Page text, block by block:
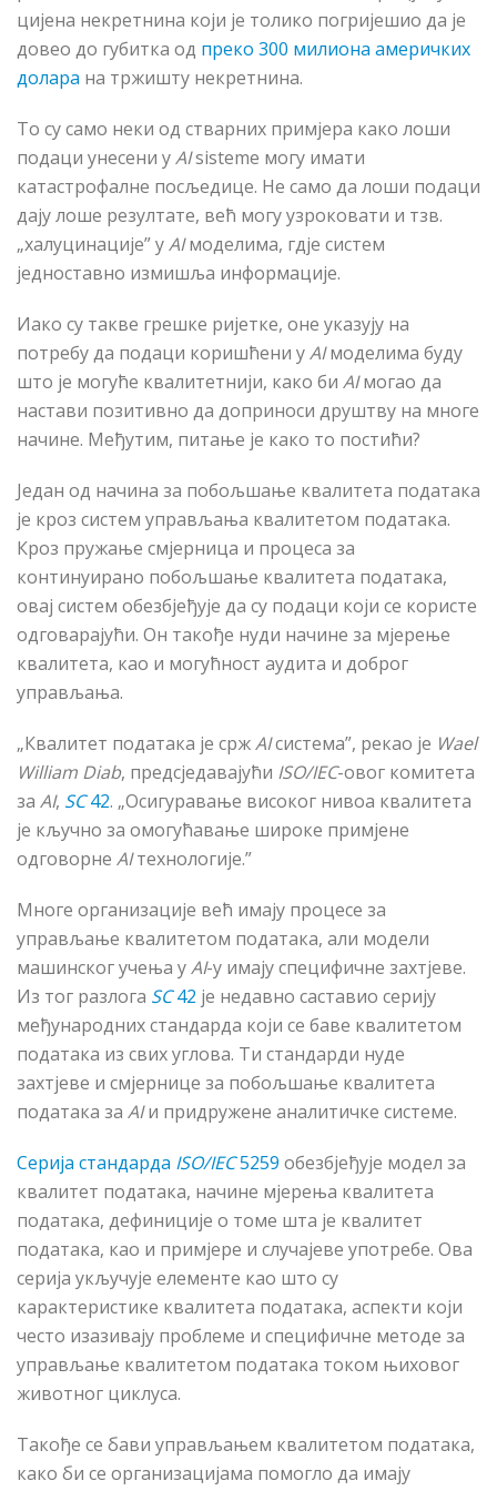
цијена некретнина који је толико погријешио да је
довео до губитка од преко 300 милиона америчких
долара на тржишту некретнина.
То су само неки од стварних примјера како лоши
подаци унесени уAIsisteme могу имати
катастрофалне посљедице. Не само да лоши подаци
дају лоше резултате, већ могу узроковати и тзв.
„халуцинације” уAIмоделима, гдје систем
једноставно измишља информације.
Иако су такве грешке ријетке, оне указују на
потребу да подаци коришћени уAIмоделима буду
што је могуће квалитетнији, како би AIмогао да
настави позитивно да доприноси друштву на многе
начине. Међутим, питање је како то постићи?
Један од начина за побољшање квалитета података
је кроз систем управљања квалитетом података.
Кроз пружање смјерница и процеса за
континуирано побољшање квалитета података,
овај систем обезбјеђује да су подаци који се користе
одговарајући. Он такође нуди начине за мјерење
квалитета, као и могућност аудита и доброг
управљања.
„Квалитет података је сржAIсистема”, рекао је Wael
William Diab, предсједавајући ISO/IEC-овог комитета
за AI, SC42. „Осигуравање високог нивоа квалитета
је кључно за омогућавање широке примјене
одговорне AIтехнологије.”
Многе организације већ имају процесе за
управљање квалитетом података, али модели
машинског учења уAI-у имају специфичне захтјеве.
Из тог разлога SC42 је недавно саставио серију
међународних стандарда који се баве квалитетом
података из свих углова. Ти стандарди нуде
захтјеве и смјернице за побољшање квалитета
података за AIи придружене аналитичке системе.
Серија стандарда ISO/IEC5259 обезбјеђује модел за
квалитет података, начине мјерења квалитета
података, дефиниције о томе шта је квалитет
података, као и примјере и случајеве употребе. Ова
серија укључује елементе као што су
карактеристике квалитета података, аспекти који
често изазивају проблеме и специфичне методе за
управљање квалитетом података током њиховог
животног циклуса.
Такође се бави управљањем квалитетом података,
како би се организацијама помогло да имају